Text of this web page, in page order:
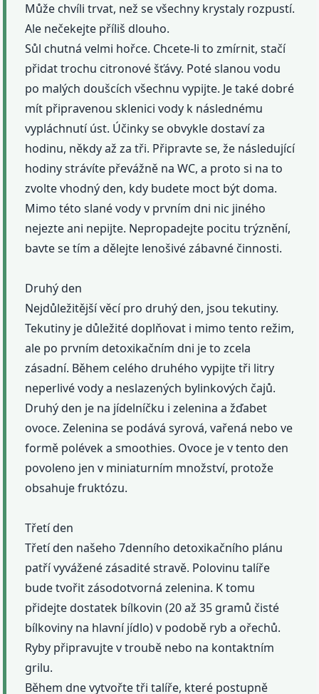
Může chvíli trvat, než se všechny krystaly rozpustí.
Ale nečekejte příliš dlouho.
Sůl chutná velmi hořce. Chcete-li to zmírnit, stačí
přidat trochu citronové šťávy. Poté slanou vodu
po malých doušcích všechnu vypijte. Je také dobré
mít připravenou sklenici vody k následnému
vypláchnutí úst. Účinky se obvykle dostaví za
hodinu, někdy až za tři. Připravte se, že následující
hodiny strávíte převážně na WC, a proto si na to
zvolte vhodný den, kdy budete moct být doma.
Mimo této slané vody v prvním dni nic jiného
nejezte ani nepijte. Nepropadejte pocitu trýznění,
bavte se tím a dělejte lenošivé zábavné činnosti.
Druhý den
Nejdůležitější věcí pro druhý den, jsou tekutiny.
Tekutiny je důležité doplňovat i mimo tento režim,
ale po prvním detoxikačním dni je to zcela
zásadní. Během celého druhého vypijte tři litry
neperlivé vody a neslazených bylinkových čajů.
Druhý den je na jídelníčku i zelenina a žďabet
ovoce. Zelenina se podává syrová, vařená nebo ve
formě polévek a smoothies. Ovoce je v tento den
povoleno jen v miniaturním množství, protože
obsahuje fruktózu.
Třetí den
Třetí den našeho 7denního detoxikačního plánu
patří vyvážené zásadité stravě. Polovinu talíře
bude tvořit zásodotvorná zelenina. K tomu
přidejte dostatek bílkovin (20 až 35 gramů čisté
bílkoviny na hlavní jídlo) v podobě ryb a ořechů.
Ryby připravujte v troubě nebo na kontaktním
grilu.
Během dne vytvořte tři talíře, které postupně